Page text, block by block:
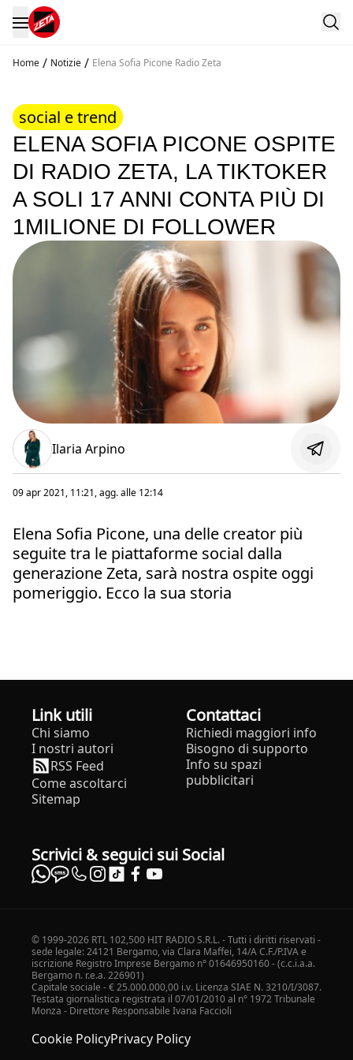
Home / Notizie / Elena Sofia Picone Radio Zeta
social e trend
ELENA SOFIA PICONE OSPITE
DI RADIO ZETA, LA TIKTOKER
A SOLI 17 ANNI CONTA PIÙ DI
1MILIONE DI FOLLOWER
Ilaria Arpino
09 apr 2021, 11:21, agg. alle 12:14
Elena Sofia Picone, una delle creator più
seguite tra le piattaforme social dalla
generazione Zeta, sarà nostra ospite oggi
pomeriggio. Ecco la sua storia
Link utili
Chi siamo
I nostri autori
RSS Feed
Come ascoltarci
Sitemap
Contattaci
Richiedi maggiori info
Bisogno di supporto
Info su spazi
pubblicitari
Scrivici & seguici sui Social
© 1999-2026 RTL 102,500 HIT RADIO S.R.L. - Tutti i diritti riservati -
sede legale: 24121 Bergamo, via Clara Maffei, 14/A C.F./P.IVA e
iscrizione Registro Imprese Bergamo n° 01646950160 - (c.c.i.a.a.
Bergamo n. r.e.a. 226901)
Capitale sociale - € 25.000.000,00 i.v. Licenza SIAE N. 3210/I/3087.
Testata giornalistica registrata il 07/01/2010 al n° 1972 Tribunale
Monza - Direttore Responsabile Ivana Faccioli
Cookie PolicyPrivacy Policy